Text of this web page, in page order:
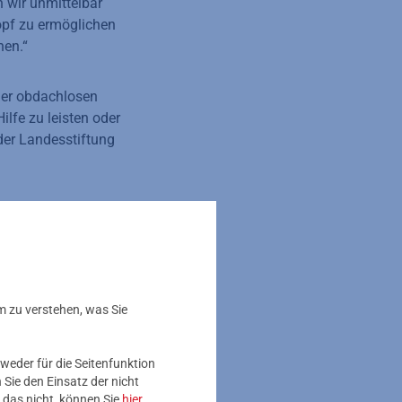
zu verstehen, was Sie
für die Seitenfunktion
den Einsatz der nicht
zu ermöglichen
obdachlosen
zu leisten oder
Landesstiftung
so Martin
allem
sind wir